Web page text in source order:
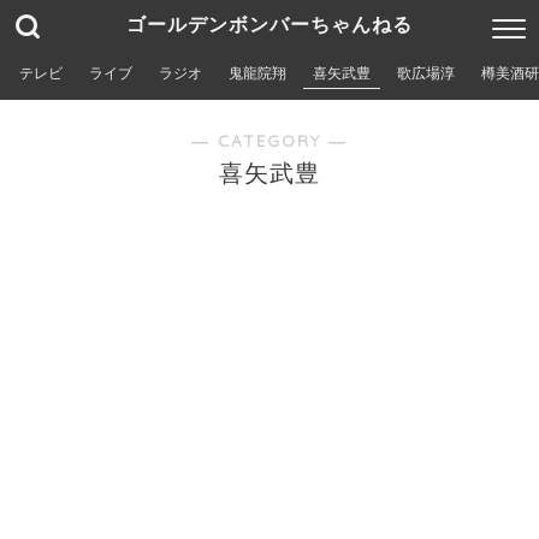
ゴールデンボンバーちゃんねる
テレビ ライブ ラジオ 鬼龍院翔 喜矢武豊 歌広場淳 樽美酒
― CATEGORY ―
喜矢武豊